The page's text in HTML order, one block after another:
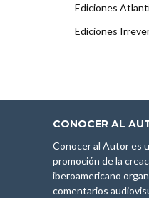
Ediciones
Ediciones
CONOCER AL
Conocer al Autor es
promoción de la
iberoamericano
comentarios